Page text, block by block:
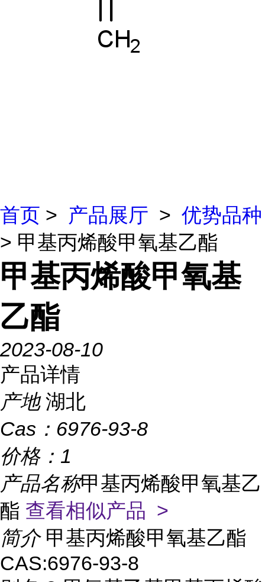
首页 > 产品展厅 > 优势品种
> 甲基丙烯酸甲氧基乙酯
甲基丙烯酸甲氧基
乙酯
2023-08-10
产品详情
产地 湖北
Cas： 6976-93-8
价格： 1
产品名称甲基丙烯酸甲氧基乙
酯 查看相似产品 >
简介 甲基丙烯酸甲氧基乙酯
CAS:6976-93-8